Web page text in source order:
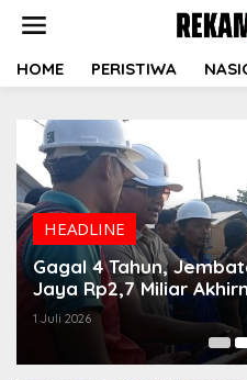
HOME PERISTIWA
HEADLINE
Gagal 4 Tahun,
Jaya Rp2,7 Miliar
1 Juli 2026